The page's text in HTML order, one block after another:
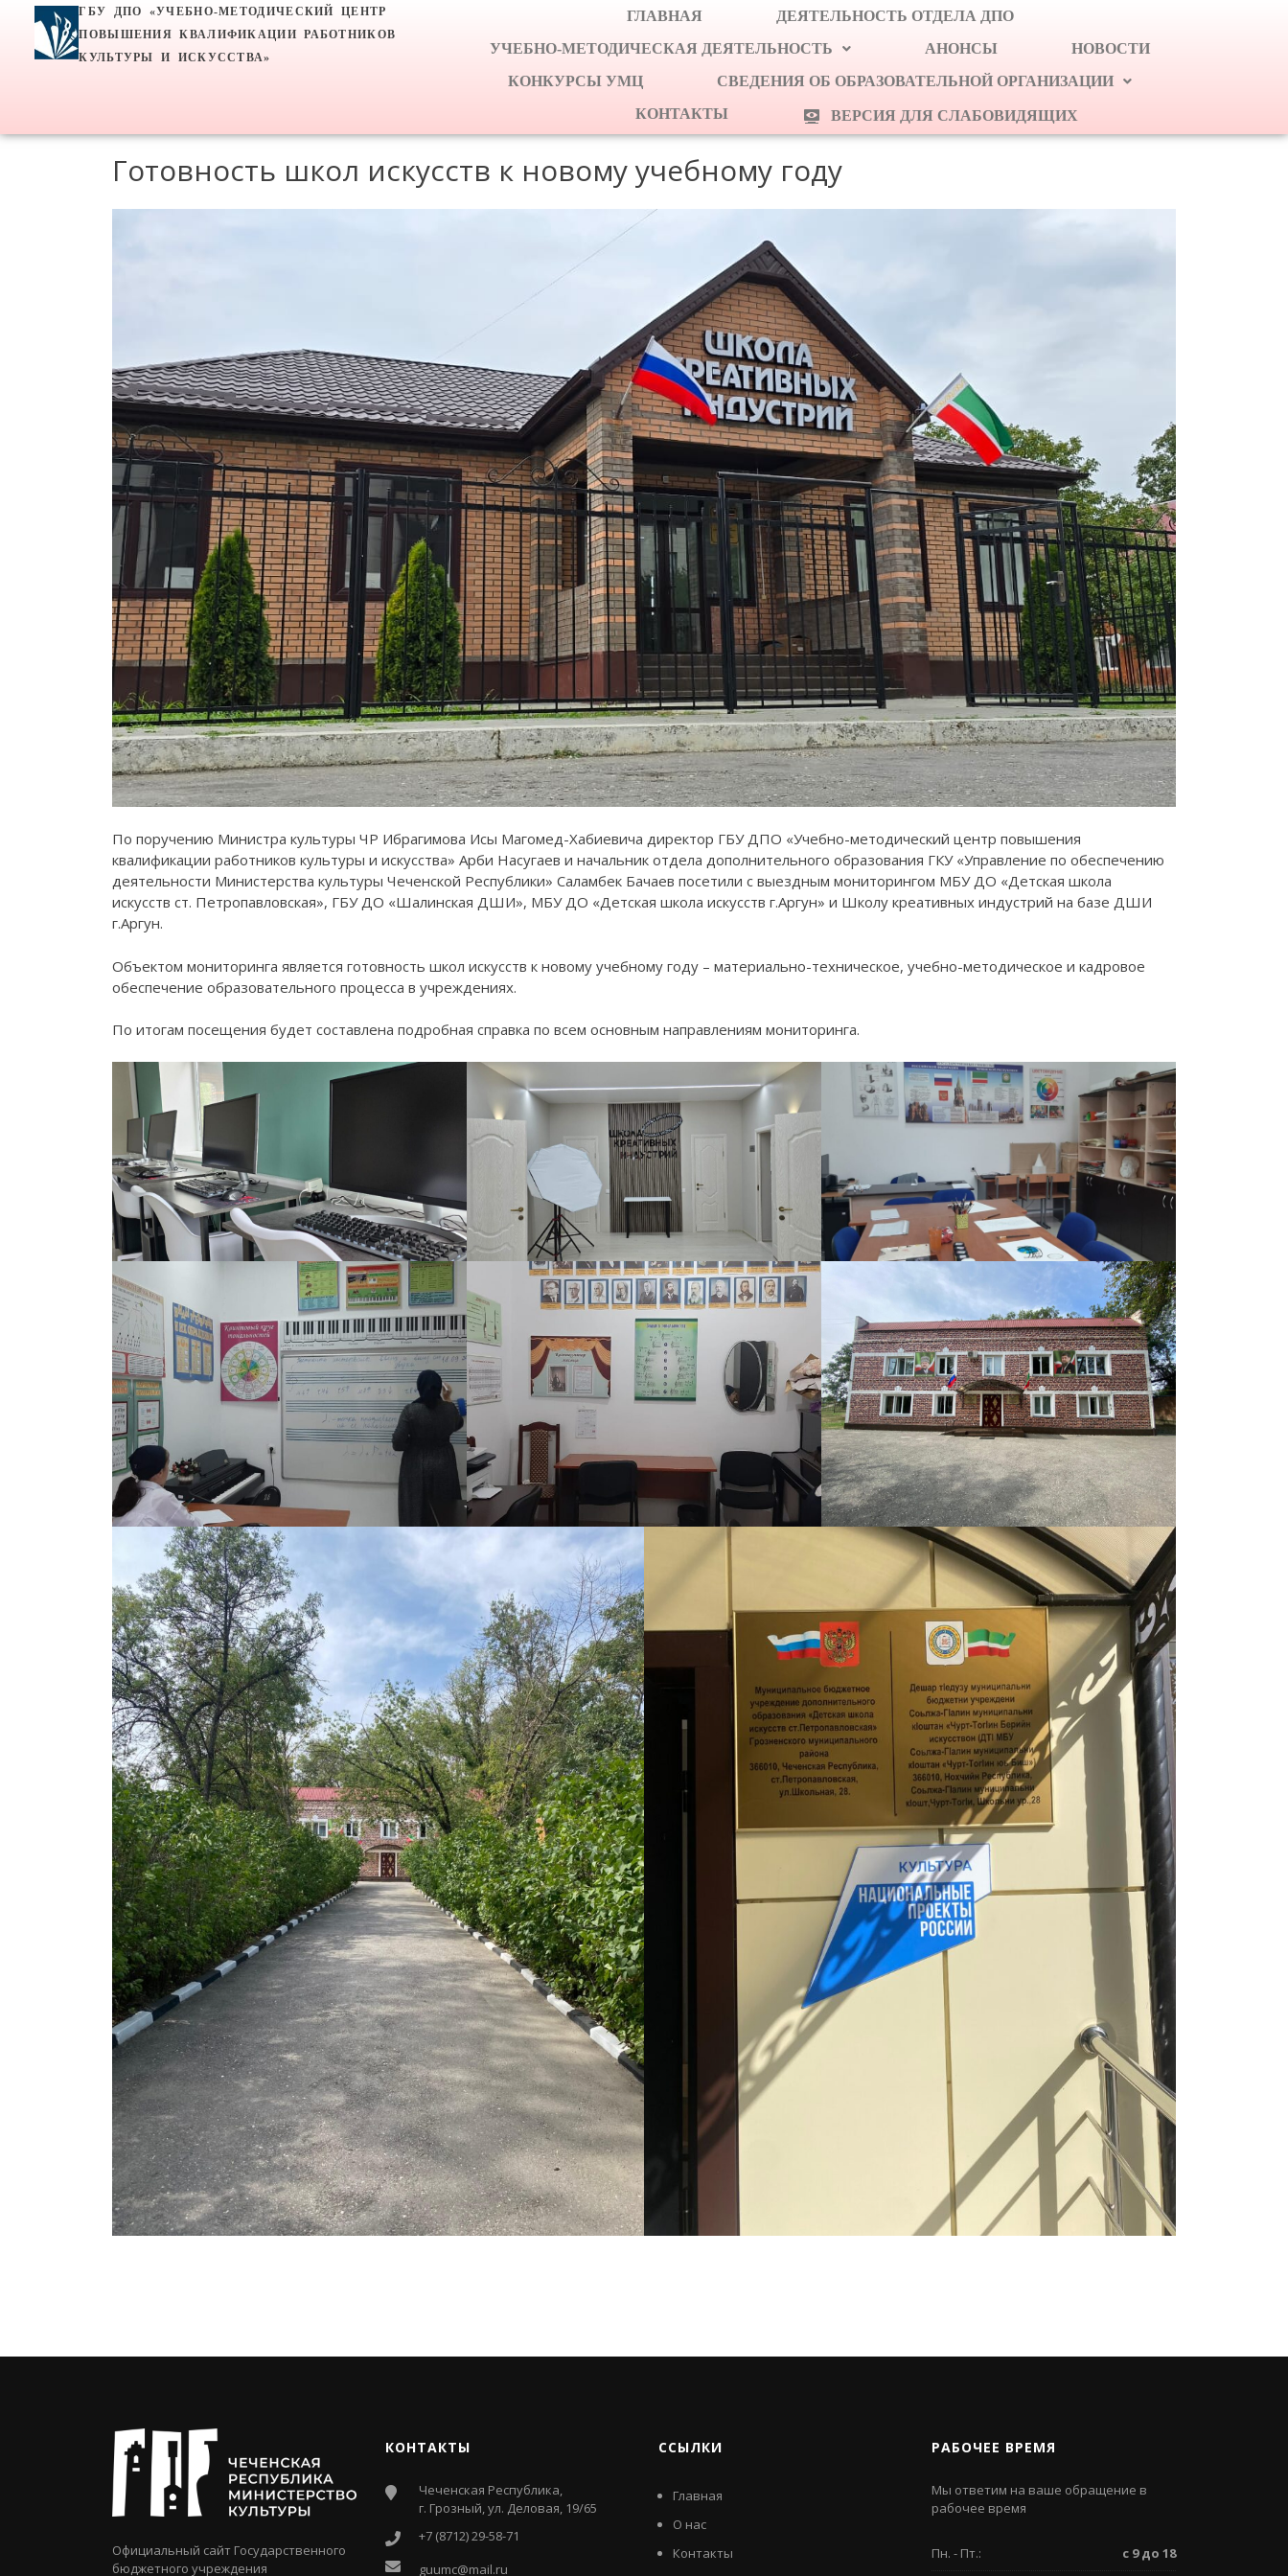
ГБУ ДПО «УЧЕБНО-МЕТОДИЧЕСКИЙ ЦЕНТР
ПОВЫШЕНИЯ КВАЛИФИКАЦИИ РАБОТНИКОВ
КУЛЬТУРЫ И ИСКУССТВА»
ГЛАВНАЯ
ДЕЯТЕЛЬНОСТЬ ОТДЕЛА ДПО
УЧЕБНО-МЕТОДИЧЕСКАЯ ДЕЯТЕЛЬНОСТЬ
АНОНСЫ
НОВОСТИ
КОНКУРСЫ УМЦ
СВЕДЕНИЯ ОБ ОБРАЗОВАТЕЛЬНОЙ ОРГАНИЗАЦИИ
КОНТАКТЫ
ВЕРСИЯ ДЛЯ СЛАБОВИДЯЩИХ
Готовность школ искусств к новому учебному году
По поручению Министра культуры ЧР Ибрагимова Исы Магомед-Хабиевича директор ГБУ ДПО «Учебно-методический центр повышения
квалификации работников культуры и искусства» Арби Насугаев и начальник отдела дополнительного образования ГКУ «Управление по обеспечению
деятельности Министерства культуры Чеченской Республики» Саламбек Бачаев посетили с выездным мониторингом МБУ ДО «Детская школа
искусств ст. Петропавловская», ГБУ ДО «Шалинская ДШИ», МБУ ДО «Детская школа искусств г.Аргун» и Школу креативных индустрий на базе ДШИ
г.Аргун.
Объектом мониторинга является готовность школ искусств к новому учебному году – материально-техническое, учебно-методическое и кадровое
обеспечение образовательного процесса в учреждениях.
По итогам посещения будет составлена подробная справка по всем основным направлениям мониторинга.
Официальный сайт Государственного
бюджетного учреждения
КОНТАКТЫ
Чеченская Республика,
г. Грозный, ул. Деловая, 19/65
+7 (8712) 29-58-71
guumc@mail.ru
ССЫЛКИ
Главная
О нас
Контакты
РАБОЧЕЕ ВРЕМЯ
Мы ответим на ваше обращение в
рабочее время
Пн. - Пт.: с 9 до 18